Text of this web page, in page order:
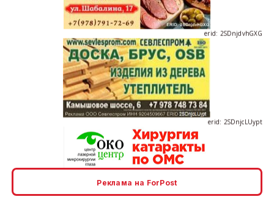
erid: 2SDnjdvhGXG
erid: 2SDnjcLUypt
Реклама на ForPost